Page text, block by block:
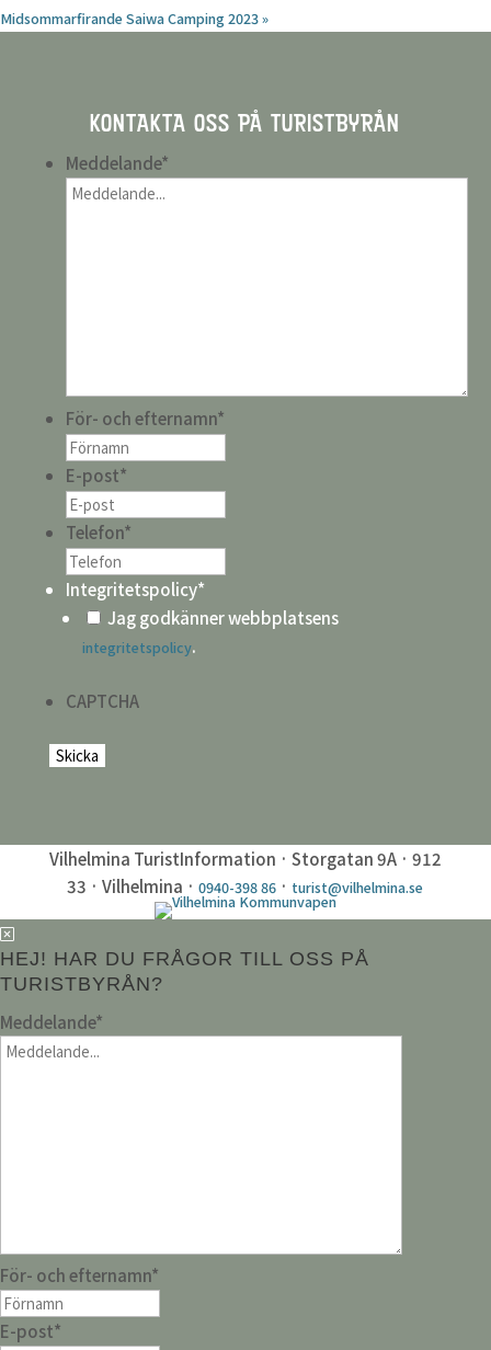
Midsommarfirande Saiwa Camping 2023»
KONTAKTA OSS PÅ TURISTBYRÅN
Meddelande*
För- och efternamn*
E-post*
Telefon*
Integritetspolicy*
Jag godkänner webbplatsens
integritetspolicy.
CAPTCHA
Vilhelmina TuristInformation · Storgatan 9A · 912
33 · Vilhelmina ·0940-398 86 · turist@vilhelmina.se
HEJ! HAR DU FRÅGOR TILL OSS PÅ
TURISTBYRÅN?
Meddelande*
För- och efternamn*
E-post*